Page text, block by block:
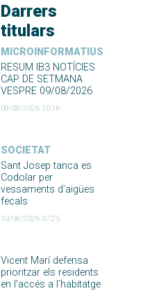
Darrers
titulars
MICROINFORMATIUS
RESUM IB3 NOTÍCIES
CAP DE SETMANA
VESPRE 09/08/2026
09/08/2026 10:16
SOCIETAT
Sant Josep tanca es
Codolar per
vessaments d’aigües
fecals
10/08/2026 07:25
Vicent Marí defensa
prioritzar els residents
en l’accés a l’habitatge